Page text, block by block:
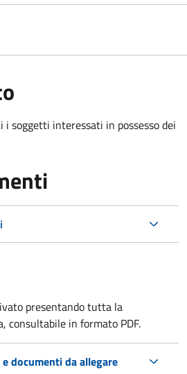
soggetti interessati in possesso dei
presentando tutta la
consultabile in formato PDF.
documenti da allegare